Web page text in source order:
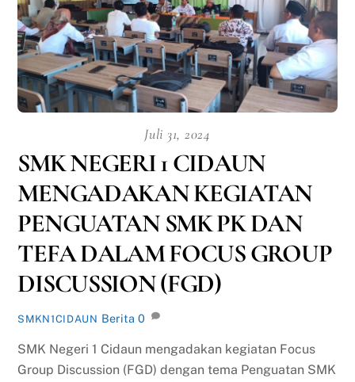
Juli 31, 2024
SMK NEGERI 1 CIDAUN
MENGADAKAN KEGIATAN
PENGUATAN SMK PK DAN
TEFA DALAM FOCUS GROUP
DISCUSSION (FGD)
SMKN1CIDAUN Berita 0
SMK Negeri 1 Cidaun mengadakan kegiatan Focus
Group Discussion (FGD) dengan tema Penguatan SMK